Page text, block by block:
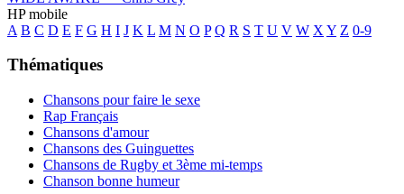
HP mobile
A B C D E F G H I J K L M N O P Q R S T U V W X Y Z 0-9
Thématiques
Chansons pour faire le sexe
Rap Français
Chansons d'amour
Chansons des Guinguettes
Chansons de Rugby et 3ème mi-temps
Chanson bonne humeur